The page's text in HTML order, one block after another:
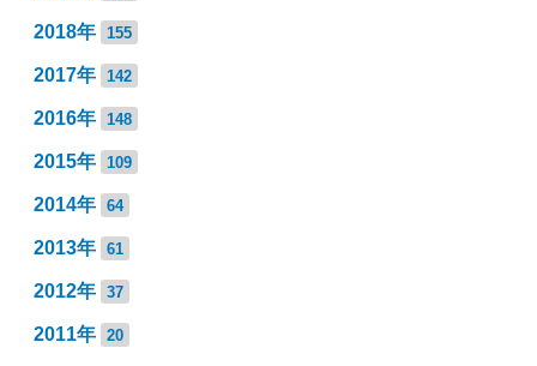
2018年 155
2017年 142
2016年 148
2015年 109
2014年 64
2013年 61
2012年 37
2011年 20